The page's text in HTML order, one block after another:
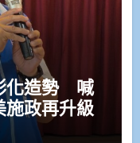
化造勢 喊
施政再升級